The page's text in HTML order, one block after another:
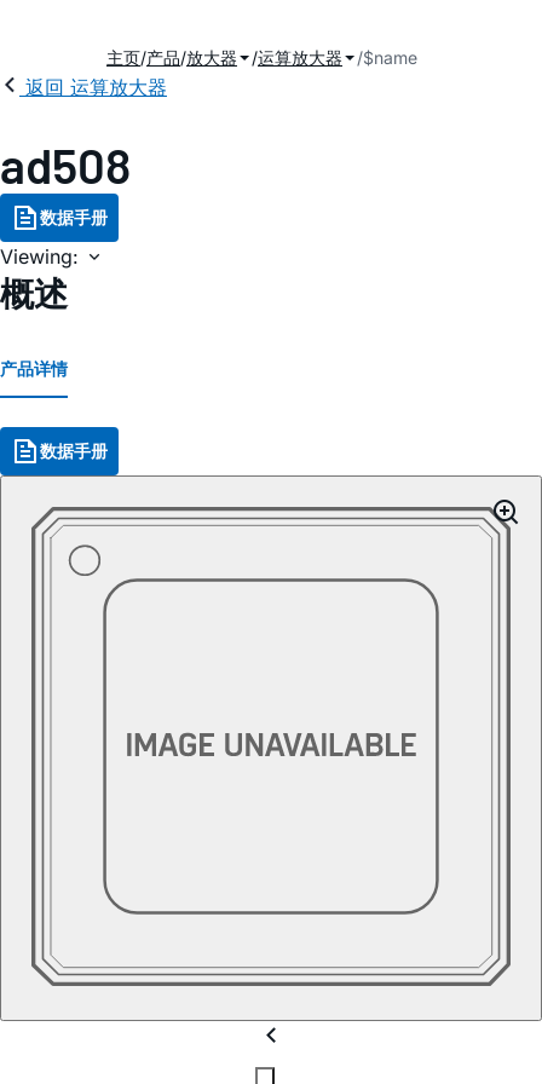
主页 产品 放大器 运算放大器 $name
返回 运算放大器
ad508
数据手册
Viewing:
概述
产品详情
数据手册